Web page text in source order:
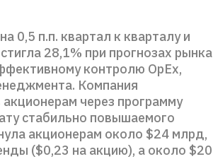
0,5 п.п. квартал к кварталу и
28,1% при прогнозах рынка
контролю OpEx,
Компания
через программу
стабильно повышаемого
акционерам около $24 млрд,
($0,23 на акцию), а около $20